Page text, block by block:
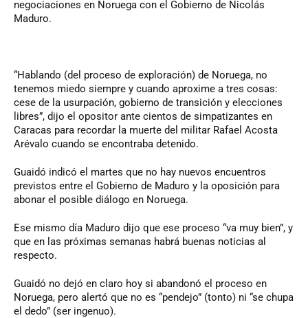
negociaciones en Noruega con el Gobierno de Nicolás
Maduro.
“Hablando (del proceso de exploración) de Noruega, no
tenemos miedo siempre y cuando aproxime a tres cosas:
cese de la usurpación, gobierno de transición y elecciones
libres”, dijo el opositor ante cientos de simpatizantes en
Caracas para recordar la muerte del militar Rafael Acosta
Arévalo cuando se encontraba detenido.
Guaidó indicó el martes que no hay nuevos encuentros
previstos entre el Gobierno de Maduro y la oposición para
abonar el posible diálogo en Noruega.
Ese mismo día Maduro dijo que ese proceso “va muy bien”, y
que en las próximas semanas habrá buenas noticias al
respecto.
Guaidó no dejó en claro hoy si abandonó el proceso en
Noruega, pero alertó que no es “pendejo” (tonto) ni “se chupa
el dedo” (ser ingenuo).